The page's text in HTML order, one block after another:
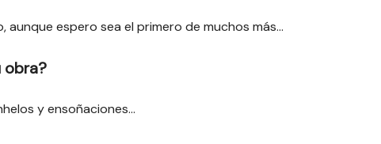
espero sea el primero de muchos más…
obra?
y ensoñaciones…